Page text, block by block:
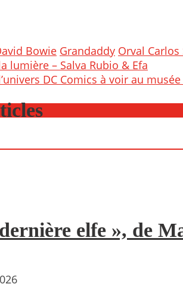
Bowie Grandaddy Orval Carlos
lumière – Salva Rubio & Efa
DC Comics à voir au
elfe », de